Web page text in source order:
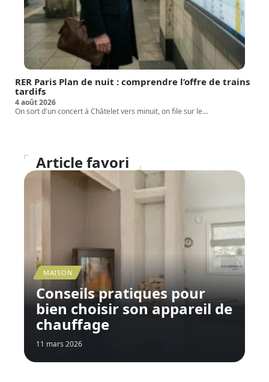
RER Paris Plan de nuit : comprendre l’offre de trains
tardifs
4 août 2026
On sort d'un concert à Châtelet vers minuit, on file sur le…
Article favori
MAISON
Conseils pratiques pour
bien choisir son appareil de
chauffage
11 mars 2026